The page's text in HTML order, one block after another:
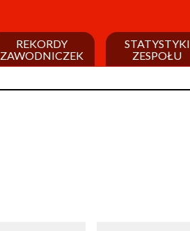
REKORDY
ZAWODNICZEK
STATYSTYKI
ZESPOŁU